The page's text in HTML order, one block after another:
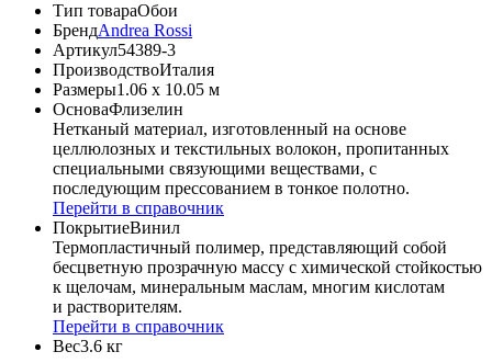
Тип товараОбои
БрендAndrea Rossi
Артикул54389-3
ПроизводствоИталия
Размеры1.06 x 10.05 м
ОсноваФлизелин
Нетканый материал, изготовленный на основе
целлюлозных и текстильных волокон, пропитанных
специальными связующими веществами, с
последующим прессованием в тонкое полотно.
Перейти в справочник
ПокрытиеВинил
Термопластичный полимер, представляющий собой
бесцветную прозрачную массу с химической стойкостью
к щелочам, минеральным маслам, многим кислотам
и растворителям.
Перейти в справочник
Вес3.6 кг